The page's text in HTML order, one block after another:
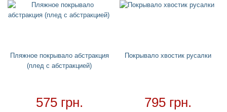
Аксессуары
Пляжное покрывало абстракция
(плед с абстракцией)
575 грн.
Покрывало хвостик русалки
795 грн.